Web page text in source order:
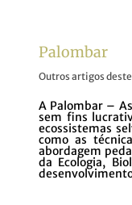
Palombar
Outros artigos
A Palombar –
sem fins
ecossistemas
como as
abordagem
da Ecologia,